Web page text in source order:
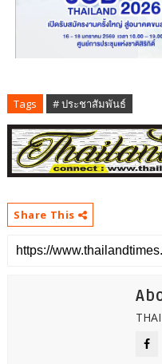
Tags # ประชาสัมพันธ์
Share This